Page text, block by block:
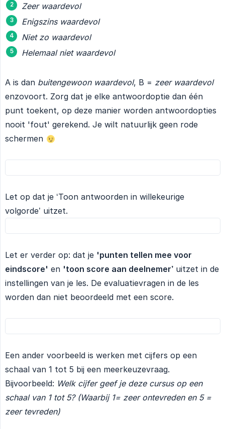
Zeer waardevol
Enigszins waardevol
Niet zo waardevol
Helemaal niet waardevol
A is dan buitengewoon waardevol, B = zeer waardevol
enzovoort. Zorg dat je elke antwoordoptie dan één
punt toekent, op deze manier worden antwoordopties
nooit 'fout' gerekend. Je wilt natuurlijk geen rode
schermen
Let op dat je ‘Toon antwoorden in willekeurige
volgorde’ uitzet.
Let er verder op: dat je 'punten tellen mee voor
eindscore' en 'toon score aan deelnemer’ uitzet in de
instellingen van je les. De evaluatievragen in de les
worden dan niet beoordeeld met een score.
Een ander voorbeeld is werken met cijfers op een
schaal van 1 tot 5 bij een meerkeuzevraag.
Bijvoorbeeld: Welk cijfer geef je deze cursus op een
schaal van 1 tot 5? (Waarbij 1= zeer ontevreden en 5 =
zeer tevreden)